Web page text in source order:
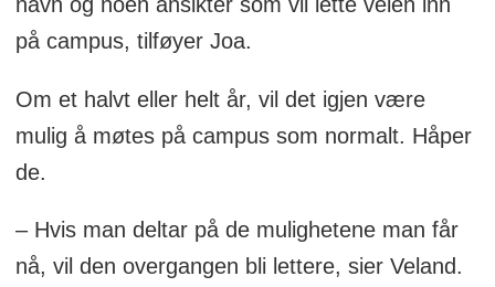
blant annet: drikk med måte, og vær en
på campus, tilføyer Joa.
Om et halvt eller helt år, vil det igjen være
mulig å møtes på campus som normalt. Håper
de.
– Hvis man deltar på de mulighetene man får
nå, vil den overgangen bli lettere, sier Veland.